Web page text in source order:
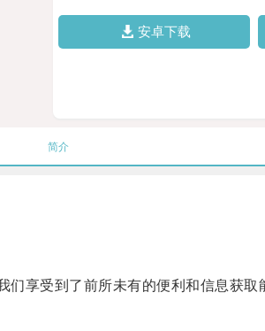
安卓下载
简介
享受到了前所未有的便利和信息获取